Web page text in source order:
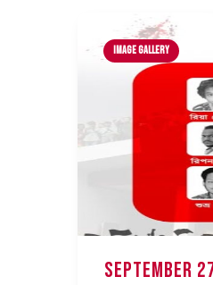
Image Gallery
September